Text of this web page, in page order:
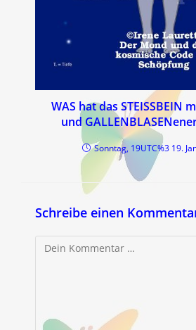
WAS hat das STEISSBEIN
und
Sonntag, 19UTC%3 19.
Schreibe einen
Kommentar